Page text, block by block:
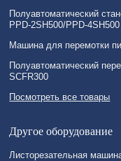
Полуавтоматический
PPD-2SH500/PPD-4SH500
Машина для перемотки
Полуавтоматический
SCFR300
Посмотреть все товары
Другое оборудование
Листорезательная